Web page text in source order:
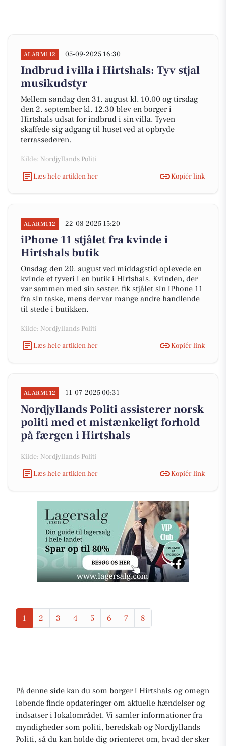
ALARM112 05-09-2025 16:30
Indbrud i villa i Hirtshals: Tyv stjal
musikudstyr
Mellem søndag den 31. august kl. 10.00 og tirsdag
den 2. september kl. 12.30 blev en borger i
Hirtshals udsat for indbrud i sin villa. Tyven
skaffede sig adgang til huset ved at opbryde
terrassedøren.
Kilde: Nordjyllands Politi
Læs hele artiklen her
Kopiér link
ALARM112 22-08-2025 15:20
iPhone 11 stjålet fra kvinde i
Hirtshals butik
Onsdag den 20. august ved middagstid oplevede en
kvinde et tyveri i en butik i Hirtshals. Kvinden, der
var sammen med sin søster, fik stjålet sin iPhone 11
fra sin taske, mens der var mange andre handlende
til stede i butikken.
Kilde: Nordjyllands Politi
Læs hele artiklen her
Kopiér link
ALARM112 11-07-2025 00:31
Nordjyllands Politi assisterer norsk
politi med et mistænkeligt forhold
på færgen i Hirtshals
Kilde: Nordjyllands Politi
Læs hele artiklen her
Kopiér link
1 2 3 4 5 6 7 8
På denne side kan du som borger i Hirtshals og omegn
løbende finde opdateringer om aktuelle hændelser og
indsatser i lokalområdet. Vi samler informationer fra
myndigheder som politi, beredskab og Nordjyllands
Politi, så du kan holde dig orienteret om, hvad der sker